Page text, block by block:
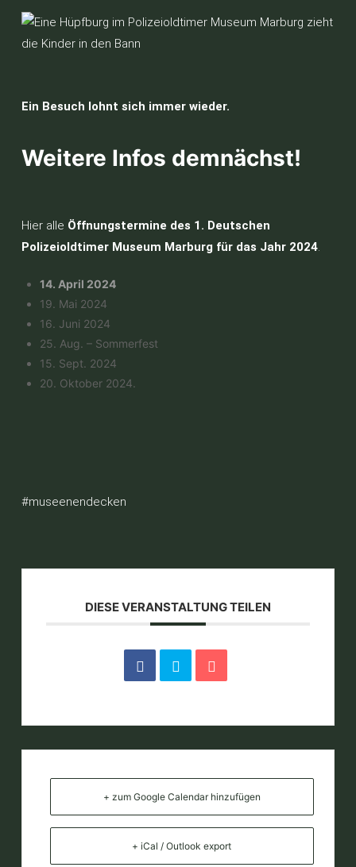
Ein Besuch lohnt sich immer wieder.
Weitere Infos demnächst!
Hier alle Öffnungstermine des 1. Deutschen
Polizeioldtimer Museum Marburg für das Jahr 2024.
14. April 2024
19. Mai 2024
16. Juni 2024
25. Aug. – Sommerfest
15. Sept. 2024
20. Oktober 2024.
#museenendecken
DIESE VERANSTALTUNG TEILEN
+ zum Google Calendar hinzufügen
+ iCal / Outlook export